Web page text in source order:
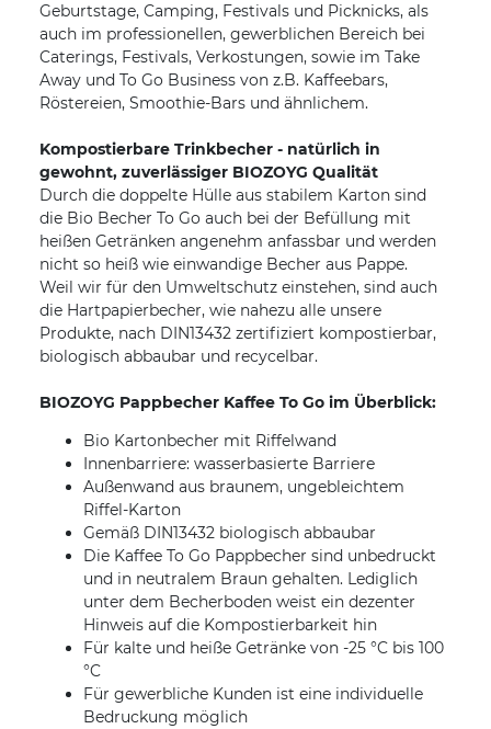
Geburtstage, Camping, Festivals und Picknicks, als
auch im professionellen, gewerblichen Bereich bei
Caterings, Festivals, Verkostungen, sowie im Take
Away und To Go Business von z.B. Kaffeebars,
Röstereien, Smoothie-Bars und ähnlichem.
Kompostierbare Trinkbecher - natürlich in
gewohnt, zuverlässiger BIOZOYG Qualität
Durch die doppelte Hülle aus stabilem Karton sind
die Bio Becher To Go auch bei der Befüllung mit
heißen Getränken angenehm anfassbar und werden
nicht so heiß wie einwandige Becher aus Pappe.
Weil wir für den Umweltschutz einstehen, sind auch
die Hartpapierbecher, wie nahezu alle unsere
Produkte, nach DIN13432 zertifiziert kompostierbar,
biologisch abbaubar und recycelbar.
BIOZOYG Pappbecher Kaffee To Go im Überblick:
Bio Kartonbecher mit Riffelwand
Innenbarriere: wasserbasierte Barriere
Außenwand aus braunem, ungebleichtem
Riffel-Karton
Gemäß DIN13432 biologisch abbaubar
Die Kaffee To Go Pappbecher sind unbedruckt
und in neutralem Braun gehalten. Lediglich
unter dem Becherboden weist ein dezenter
Hinweis auf die Kompostierbarkeit hin
Für kalte und heiße Getränke von -25 °C bis 100
°C
Für gewerbliche Kunden ist eine individuelle
Bedruckung möglich